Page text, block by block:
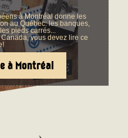
à Montréal donne les
au Québec: les banques,
pieds carrés...
vous devez lire ce
à Montréal